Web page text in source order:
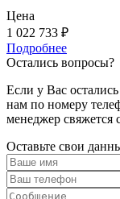
Цена
1 022 733 ₽
Подробнее
Остались вопросы?
Если у Вас
нам по номеру
менеджер
Оставьте свои